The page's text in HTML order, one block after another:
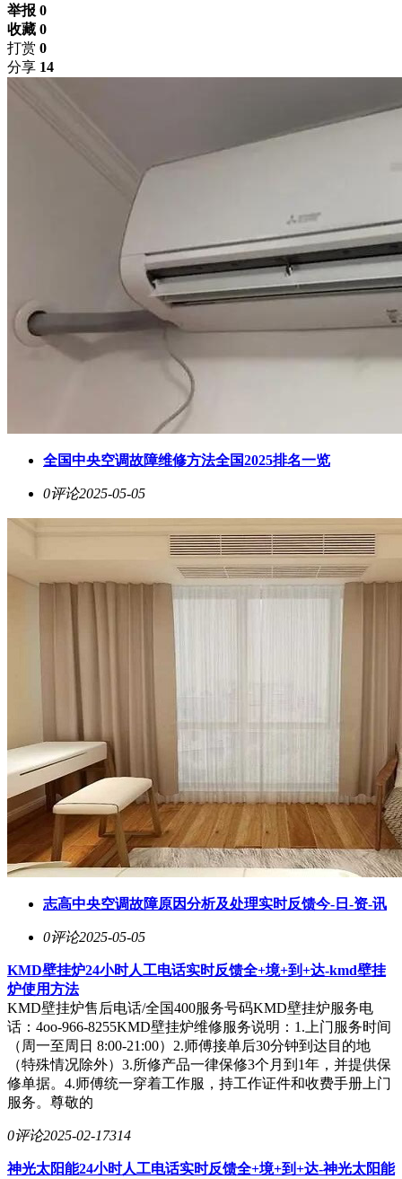
举报 0
收藏 0
打赏 0
分享 14
全国中央空调故障维修方法全国2025排名一览
0评论2025-05-05
志高中央空调故障原因分析及处理实时反馈今-日-资-讯
0评论2025-05-05
KMD壁挂炉24小时人工电话实时反馈全+境+到+达-kmd壁挂
炉使用方法
KMD壁挂炉售后电话/全国400服务号码KMD壁挂炉服务电
话：4oo-966-8255KMD壁挂炉维修服务说明：1.上门服务时间
（周一至周日 8:00-21:00）2.师傅接单后30分钟到达目的地
（特殊情况除外）3.所修产品一律保修3个月到1年，并提供保
修单据。4.师傅统一穿着工作服，持工作证件和收费手册上门
服务。尊敬的
0评论2025-02-17314
神光太阳能24小时人工电话实时反馈全+境+到+达-神光太阳能